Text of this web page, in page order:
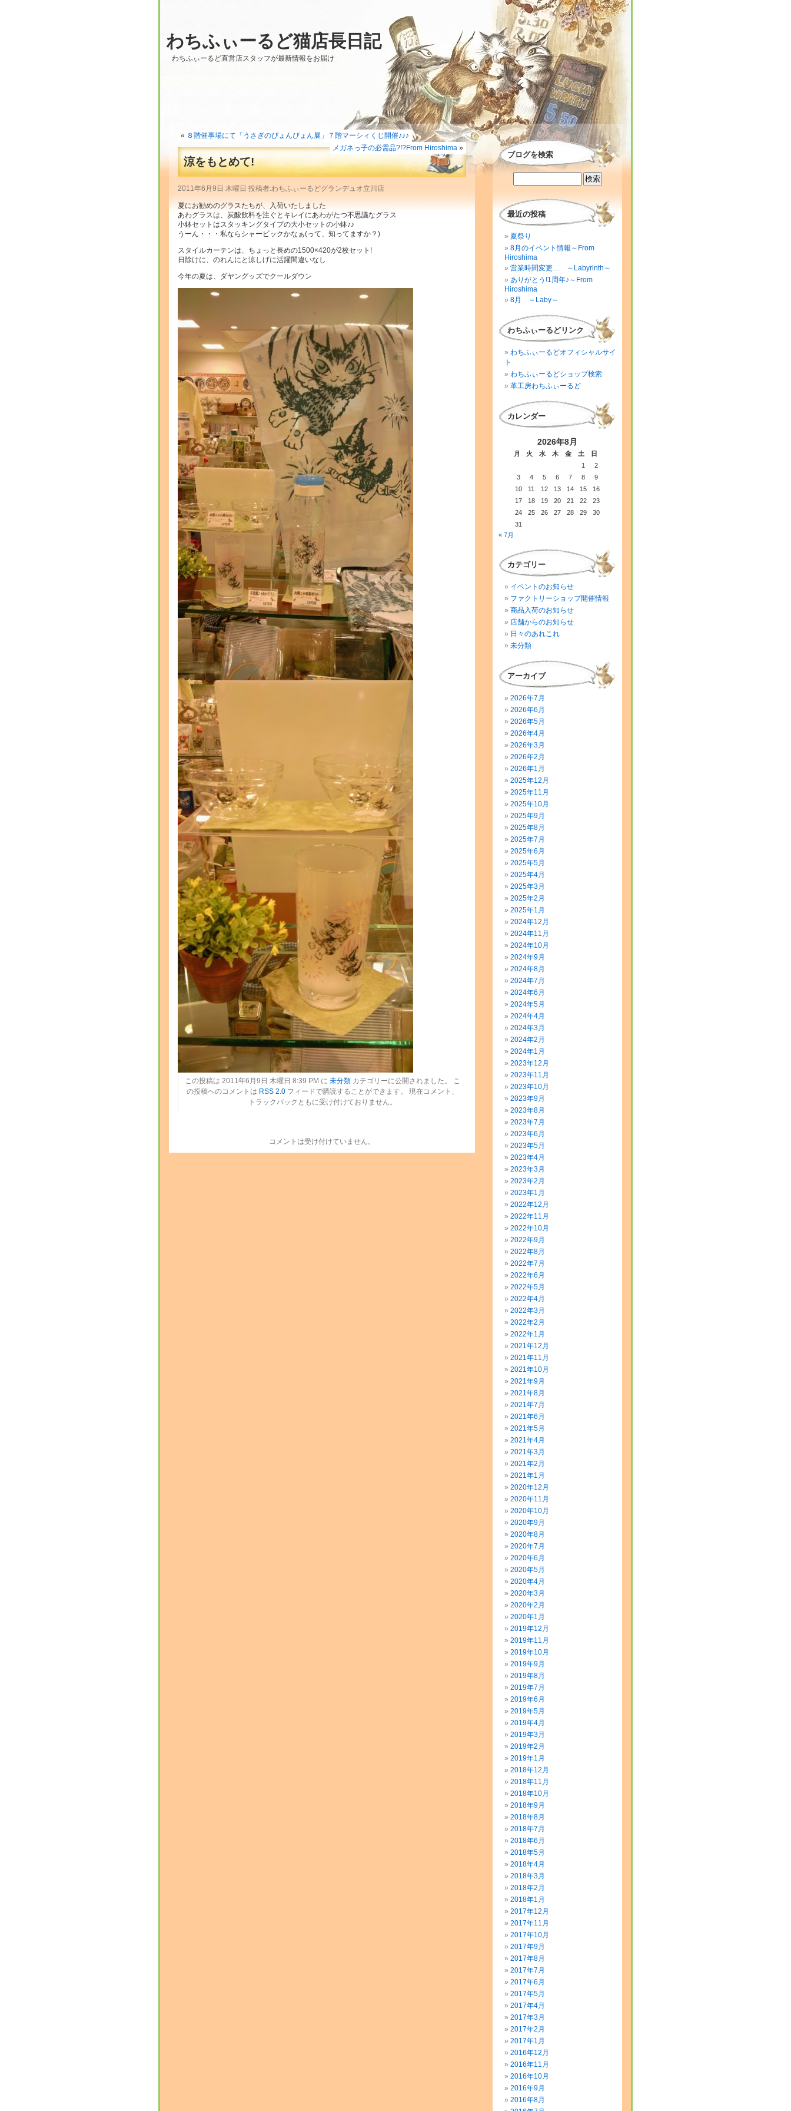
わちふぃーるど猫店長日記
わちふぃーるど直営店スタッフが最新情報をお届け
« ８階催事場にて「うさぎのぴょんぴょん展」７階マーシィくじ開催♪♪♪
メガネっ子の必需品?!?From Hiroshima »
涼をもとめて!
2011年6月9日 木曜日 投稿者:わちふぃーるどグランデュオ立川店
夏にお勧めのグラスたちが、入荷いたしました
あわグラスは、炭酸飲料を注ぐとキレイにあわがたつ不思議なグラス
小鉢セットはスタッキングタイプの大小セットの小鉢♪♪
うーん・・・私ならシャービックかなぁ(って、知ってますか？)
スタイルカーテンは、ちょっと長めの1500×420が2枚セット!
日除けに、のれんにと涼しげに活躍間違いなし
今年の夏は、ダヤングッズでクールダウン
この投稿は 2011年6月9日 木曜日 8:39 PM に 未分類カテゴリーに公開されました。 こ
の投稿へのコメントは RSS 2.0フィードで購読することができます。 現在コメント、
トラックバックともに受け付けておりません。
コメントは受け付けていません。
ブログを検索
最近の投稿
夏祭り
8月のイベント情報～From
Hiroshima
営業時間変更… ～Labyrinth～
ありがとう!1周年♪～From
Hiroshima
8月 ～Laby～
わちふぃーるどリンク
わちふぃーるどオフィシャルサイ
ト
わちふぃーるどショップ検索
革工房わちふぃーるど
カレンダー
2026年8月
月 火 水 木 金 土
日
1
2
3
4 5 6 7 8
9
10
11 12 13 14 15
16
17
18 19 20 21 22
23
24
25 26 27 28 29
30
31
« 7月
カテゴリー
イベントのお知らせ
ファクトリーショップ開催情報
商品入荷のお知らせ
店舗からのお知らせ
日々のあれこれ
未分類
アーカイブ
2026年7月
2026年6月
2026年5月
2026年4月
2026年3月
2026年2月
2026年1月
2025年12月
2025年11月
2025年10月
2025年9月
2025年8月
2025年7月
2025年6月
2025年5月
2025年4月
2025年3月
2025年2月
2025年1月
2024年12月
2024年11月
2024年10月
2024年9月
2024年8月
2024年7月
2024年6月
2024年5月
2024年4月
2024年3月
2024年2月
2024年1月
2023年12月
2023年11月
2023年10月
2023年9月
2023年8月
2023年7月
2023年6月
2023年5月
2023年4月
2023年3月
2023年2月
2023年1月
2022年12月
2022年11月
2022年10月
2022年9月
2022年8月
2022年7月
2022年6月
2022年5月
2022年4月
2022年3月
2022年2月
2022年1月
2021年12月
2021年11月
2021年10月
2021年9月
2021年8月
2021年7月
2021年6月
2021年5月
2021年4月
2021年3月
2021年2月
2021年1月
2020年12月
2020年11月
2020年10月
2020年9月
2020年8月
2020年7月
2020年6月
2020年5月
2020年4月
2020年3月
2020年2月
2020年1月
2019年12月
2019年11月
2019年10月
2019年9月
2019年8月
2019年7月
2019年6月
2019年5月
2019年4月
2019年3月
2019年2月
2019年1月
2018年12月
2018年11月
2018年10月
2018年9月
2018年8月
2018年7月
2018年6月
2018年5月
2018年4月
2018年3月
2018年2月
2018年1月
2017年12月
2017年11月
2017年10月
2017年9月
2017年8月
2017年7月
2017年6月
2017年5月
2017年4月
2017年3月
2017年2月
2017年1月
2016年12月
2016年11月
2016年10月
2016年9月
2016年8月